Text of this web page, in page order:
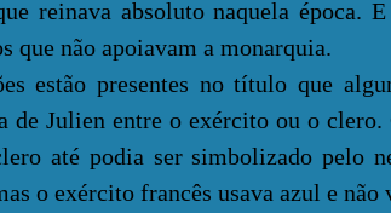
reinava absoluto naquela época.
que não apoiavam a monarquia.
presentes no título que
Julien entre o exército ou o clero.
até podia ser simbolizado pelo
o exército francês usava azul e não